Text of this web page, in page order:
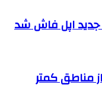
اپل فاش شد
مناطق کمتر